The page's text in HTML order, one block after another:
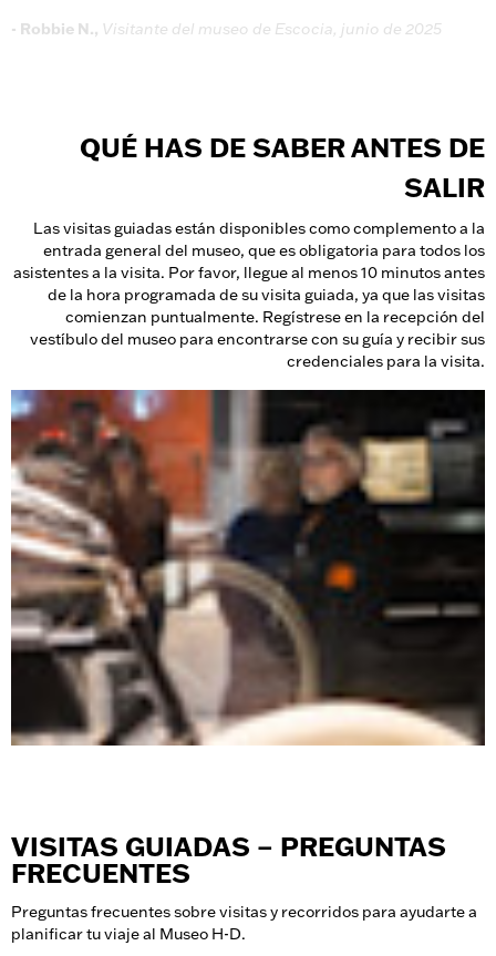
- Robbie N., Visitante del museo de Escocia, junio de 2025
QUÉ HAS DE SABER ANTES DE
SALIR
Las visitas guiadas están disponibles como complemento a la
entrada general del museo, que es obligatoria para todos los
asistentes a la visita. Por favor, llegue al menos 10 minutos antes
de la hora programada de su visita guiada, ya que las visitas
comienzan puntualmente. Regístrese en la recepción del
vestíbulo del museo para encontrarse con su guía y recibir sus
credenciales para la visita.
VISITAS GUIADAS – PREGUNTAS
FRECUENTES
Preguntas frecuentes sobre visitas y recorridos para ayudarte a
planificar tu viaje al Museo H-D.